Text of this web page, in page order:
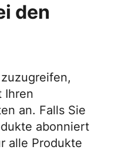
sind
den
Ihren
an. Falls Sie
abonniert
alle Produkte